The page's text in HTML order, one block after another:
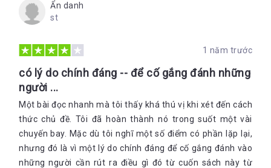
Ẩn danh
st
1 năm trước
có lý do chính đáng -- để cố gắng đánh những
người ...
Một bài đọc nhanh mà tôi thấy khá thú vị khi xét đến cách
thức chủ đề. Tôi đã hoàn thành nó trong suốt một vài
chuyến bay. Mặc dù tôi nghĩ một số điểm có phần lặp lại,
nhưng đó là vì một lý do chính đáng để cố gắng đánh vào
những người cần rút ra điều gì đó từ cuốn sách này từ